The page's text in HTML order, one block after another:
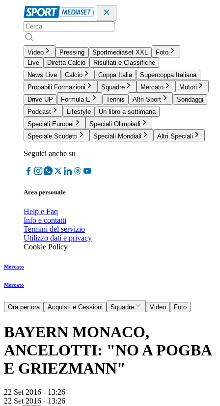
Video Pressing Sportmediaset XXL
Foto
Live
Diretta Calcio
Risultati e Classifiche
News Live
Calcio Coppa Italia
Supercoppa Italiana
Probabili Formazioni
Squadre Mercato
Motori
Drive UP
Formula E Tennis Altri Sport
Sondaggi
Podcast
Lifestyle
Un libro a settimana
Speciali Europei
Speciali Olimpiadi
Speciale Scudetti
Speciali Mondiali Altri Speciali
Seguici anche su
Area personale
Help e Faq
Info e contatti
Termini del servizio
Utilizzo dati e privacy
Cookie Policy
Mercato
Mercato
Ora per ora Acquisti e Cessioni Squadre Video Foto
BAYERN MONACO,
ANCELOTTI: "NO A POGBA
E GRIEZMANN"
22 Set 2016 - 13:26
22 Set 2016 - 13:26